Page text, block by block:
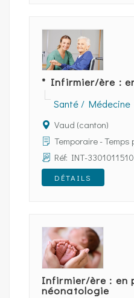
* Infirmier/ère :
Santé / Médecine
Vaud (canton)
Temporaire - Temps
Réf: INT-
DÉTAILS
Infirmier/ère : en
néonatologie